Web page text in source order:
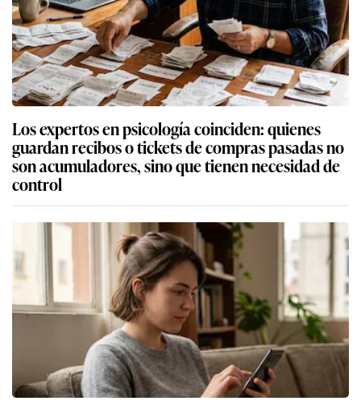
Los expertos en psicología coinciden: quienes
guardan recibos o tickets de compras pasadas no
son acumuladores, sino que tienen necesidad de
control